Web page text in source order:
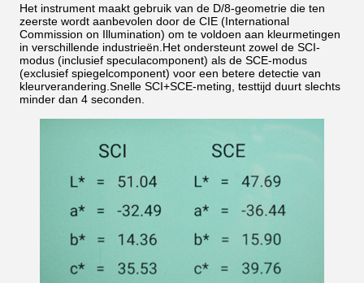
Het instrument maakt gebruik van de D/8-geometrie die ten
zeerste wordt aanbevolen door de CIE (International
Commission on Illumination) om te voldoen aan kleurmetingen
in verschillende industrieën.Het ondersteunt zowel de SCI-
modus (inclusief speculacomponent) als de SCE-modus
(exclusief spiegelcomponent) voor een betere detectie van
kleurverandering.Snelle SCI+SCE-meting, testtijd duurt slechts
minder dan 4 seconden.